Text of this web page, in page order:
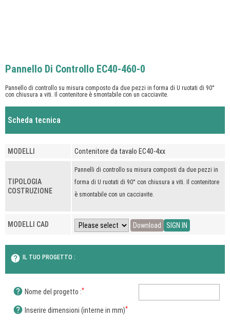
Pannello Di Controllo EC40-460-0
Pannello di controllo su misura composto da due pezzi in forma di U ruotati di 90°
con chiusura a viti. Il contenitore è smontabile con un cacciavite.
Scheda tecnica
MODELLI Contenitore da tavalo EC40-4xx
TIPOLOGIA
COSTRUZIONE
Pannelli di controllo su misura composti da due pezzi in
forma di U ruotati di 90° con chiusura a viti. Il contenitore
è smontabile con un cacciavite.
MODELLI CAD Download SIGN IN
help IL TUO PROGETTO :
help Nome del progetto :*
help Inserire dimensioni (interne in mm)*